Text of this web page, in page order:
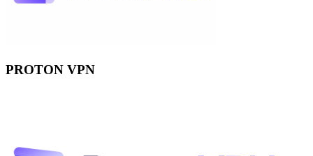
PROTON VPN